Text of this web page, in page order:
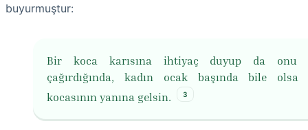
buyurmuştur:
Bir koca karısına ihtiyaç duyup da onu
çağırdığında, kadın ocak başında bile olsa
kocasının yanına gelsin.
3